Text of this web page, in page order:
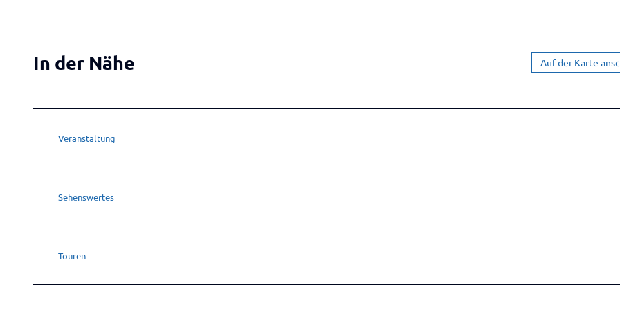
In der Nähe Auf der Karte
Veranstaltung
Sehenswertes
Touren